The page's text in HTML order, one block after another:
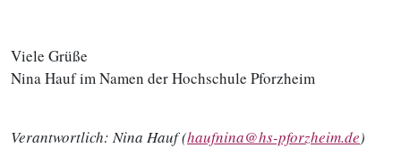
Viele Grüße
Nina Hauf im Namen der Hochschule Pforzheim
Verantwortlich: Nina Hauf (haufnina@hs-pforzheim.de)